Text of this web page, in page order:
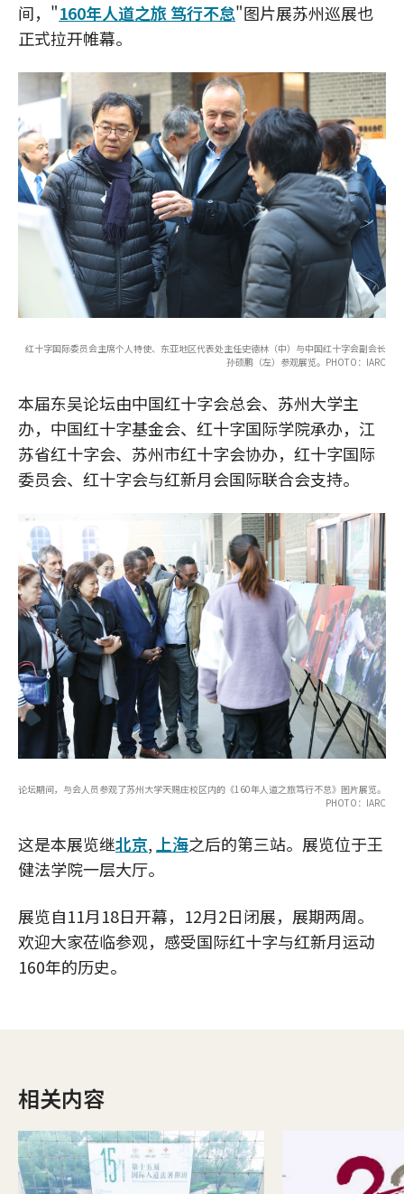
间，"160年人道之旅 笃行不怠"图片展苏州巡展也
正式拉开帷幕。
红十字国际委员会主席个人特使、东亚地区代表处主任史德林（中）与中国红十字会副会长
孙硕鹏（左）参观展览。PHOTO：IARC
本届东吴论坛由中国红十字会总会、苏州大学主
办，中国红十字基金会、红十字国际学院承办，江
苏省红十字会、苏州市红十字会协办，红十字国际
委员会、红十字会与红新月会国际联合会支持。
论坛期间，与会人员参观了苏州大学天赐庄校区内的《160年人道之旅笃行不怠》图片展览。
PHOTO：IARC
这是本展览继北京,上海之后的第三站。展览位于王
健法学院一层大厅。
展览自11月18日开幕，12月2日闭展，展期两周。
欢迎大家莅临参观，感受国际红十字与红新月运动
160年的历史。
相关内容